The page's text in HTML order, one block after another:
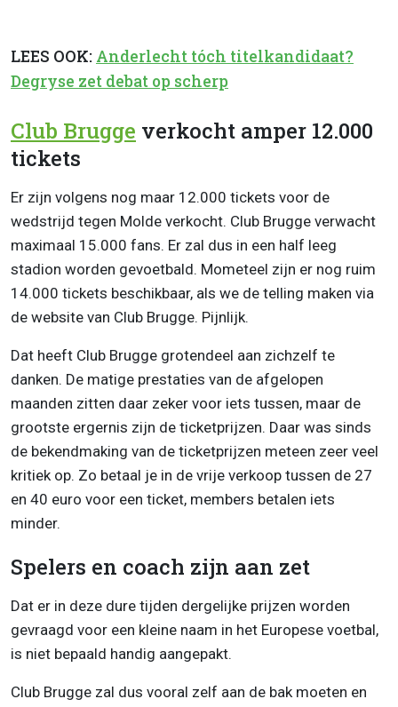
LEES OOK: Anderlecht tóch titelkandidaat?
Degryse zet debat op scherp
Club Brugge verkocht amper 12.000
tickets
Er zijn volgens nog maar 12.000 tickets voor de
wedstrijd tegen Molde verkocht. Club Brugge verwacht
maximaal 15.000 fans. Er zal dus in een half leeg
stadion worden gevoetbald. Mometeel zijn er nog ruim
14.000 tickets beschikbaar, als we de telling maken via
de website van Club Brugge. Pijnlijk.
Dat heeft Club Brugge grotendeel aan zichzelf te
danken. De matige prestaties van de afgelopen
maanden zitten daar zeker voor iets tussen, maar de
grootste ergernis zijn de ticketprijzen. Daar was sinds
de bekendmaking van de ticketprijzen meteen zeer veel
kritiek op. Zo betaal je in de vrije verkoop tussen de 27
en 40 euro voor een ticket, members betalen iets
minder.
Spelers en coach zijn aan zet
Dat er in deze dure tijden dergelijke prijzen worden
gevraagd voor een kleine naam in het Europese voetbal,
is niet bepaald handig aangepakt.
Club Brugge zal dus vooral zelf aan de bak moeten en